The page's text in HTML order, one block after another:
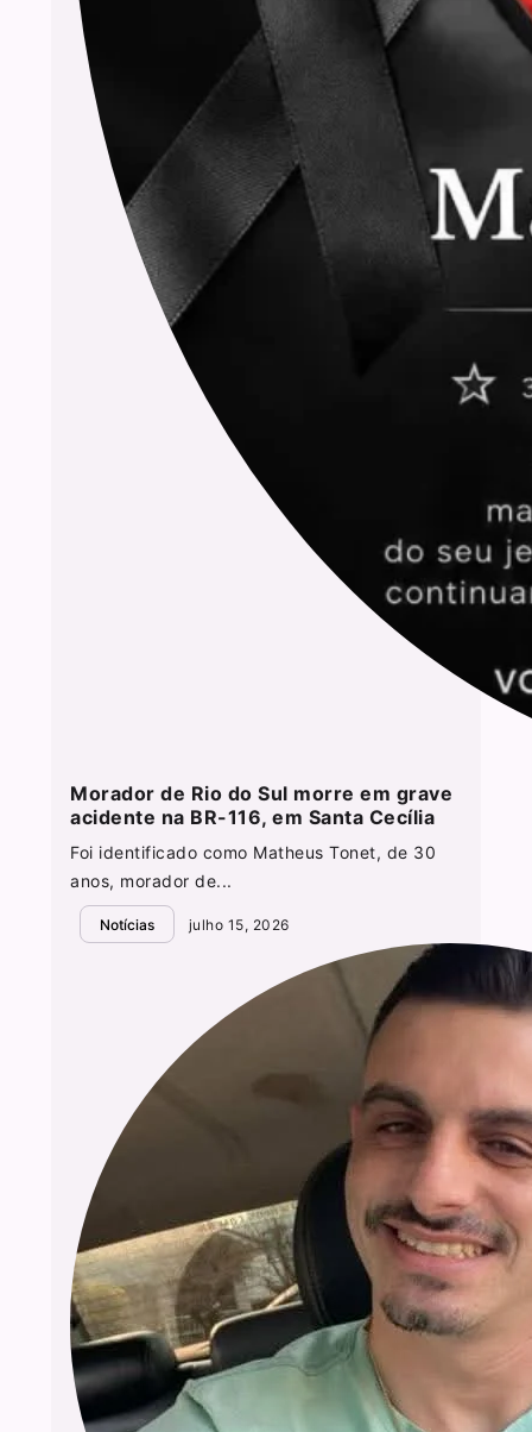
Morador de Rio do Sul morre em grave
acidente na BR-116, em Santa Cecília
Foi identificado como Matheus Tonet, de 30
anos, morador de...
Notícias julho 15, 2026